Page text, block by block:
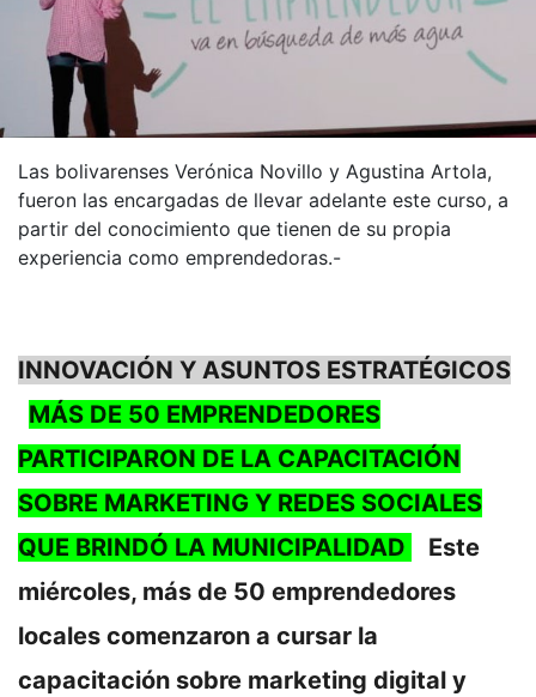
Las bolivarenses Verónica Novillo y Agustina Artola,
fueron las encargadas de llevar adelante este curso, a
partir del conocimiento que tienen de su propia
experiencia como emprendedoras.-
INNOVACIÓN Y ASUNTOS ESTRATÉGICOS
MÁS DE 50 EMPRENDEDORES
PARTICIPARON DE LA CAPACITACIÓN
SOBRE MARKETING Y REDES SOCIALES
QUE BRINDÓ LA MUNICIPALIDAD
Este
miércoles, más de 50 emprendedores
locales comenzaron a cursar la
capacitación sobre marketing digital y